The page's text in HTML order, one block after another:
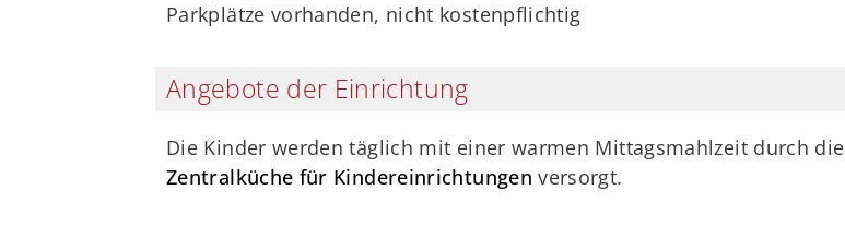
Parkplätze vorhanden, nicht kostenpflichtig
Angebote der Einrichtung
Die Kinder werden täglich mit einer warmen Mittagsmahlzeit durch die
Zentralküche für Kindereinrichtungen versorgt.